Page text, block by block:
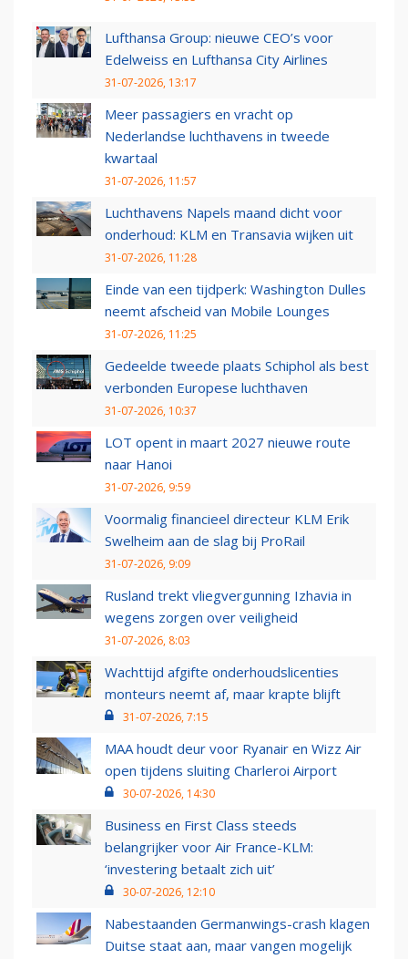
Lufthansa Group: nieuwe CEO’s voor
Edelweiss en Lufthansa City Airlines
31-07-2026, 13:17
Meer passagiers en vracht op
Nederlandse luchthavens in tweede
kwartaal
31-07-2026, 11:57
Luchthavens Napels maand dicht voor
onderhoud: KLM en Transavia wijken uit
31-07-2026, 11:28
Einde van een tijdperk: Washington Dulles
neemt afscheid van Mobile Lounges
31-07-2026, 11:25
Gedeelde tweede plaats Schiphol als best
verbonden Europese luchthaven
31-07-2026, 10:37
LOT opent in maart 2027 nieuwe route
naar Hanoi
31-07-2026, 9:59
Voormalig financieel directeur KLM Erik
Swelheim aan de slag bij ProRail
31-07-2026, 9:09
Rusland trekt vliegvergunning Izhavia in
wegens zorgen over veiligheid
31-07-2026, 8:03
Wachttijd afgifte onderhoudslicenties
monteurs neemt af, maar krapte blijft
31-07-2026, 7:15
MAA houdt deur voor Ryanair en Wizz Air
open tijdens sluiting Charleroi Airport
30-07-2026, 14:30
Business en First Class steeds
belangrijker voor Air France-KLM:
‘investering betaalt zich uit’
30-07-2026, 12:10
Nabestaanden Germanwings-crash klagen
Duitse staat aan, maar vangen mogelijk